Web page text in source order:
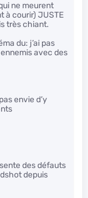
ne meurent
à courir) JUSTE
très chiant.
du: j’ai pas
avec des
envie d’y
des défauts
depuis